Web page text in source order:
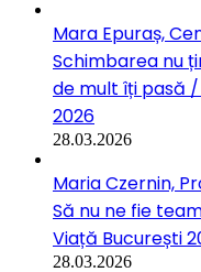
Mara Epuraș,
Schimbarea nu
de mult îți pasă
2026
28.03.2026
Maria Czernin,
Să nu ne fie
Viață București
28.03.2026